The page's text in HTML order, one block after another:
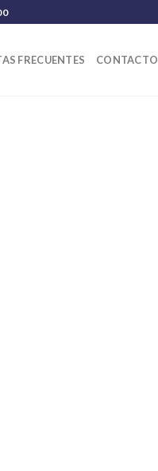
FRECUENTES CONTACTO